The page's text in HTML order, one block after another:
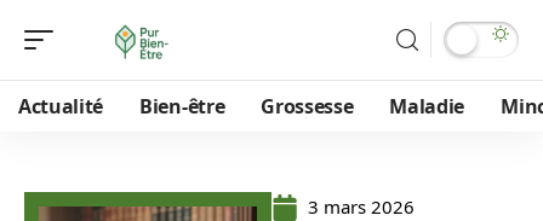
Actualité Bien-être Grossesse Maladie
3 mars 2026